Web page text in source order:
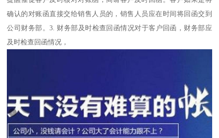
确认的对账函直接交给销售人员的，销售人员应在时间将回函交到
公司财务部。3. 财务部及时检查回函情况对于客户回函，财务部应
及时检查回函情况，